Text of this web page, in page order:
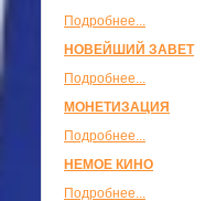
Подробнее...
НОВЕЙШИЙ ЗАВЕТ
Подробнее...
МОНЕТИЗАЦИЯ
Подробнее...
НЕМОЕ КИНО
Подробнее...